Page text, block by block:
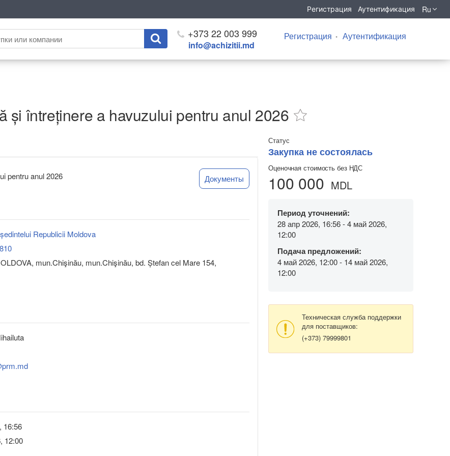
Регистрация Аутентификация Ru
+373 22 003 999
info@achizitii.md
Регистрация Аутентификация
și întreținere a havuzului pentru anul 2026
Статус
Закупка не состоялась
Оценочная стоимость без НДС
100 000 MDL
Период уточнений:
28 апр 2026, 16:56 - 4 май 2026,
12:00
Подача предложений:
4 май 2026, 12:00 - 14 май 2026,
12:00
Техническая служба поддержки
для поставщиков:
(+373) 79999801
pentru anul 2026 Документы
Republicii Moldova
mun.Chişinău, mun.Chişinău, bd. Ștefan cel Mare 154,
16:56
12:00